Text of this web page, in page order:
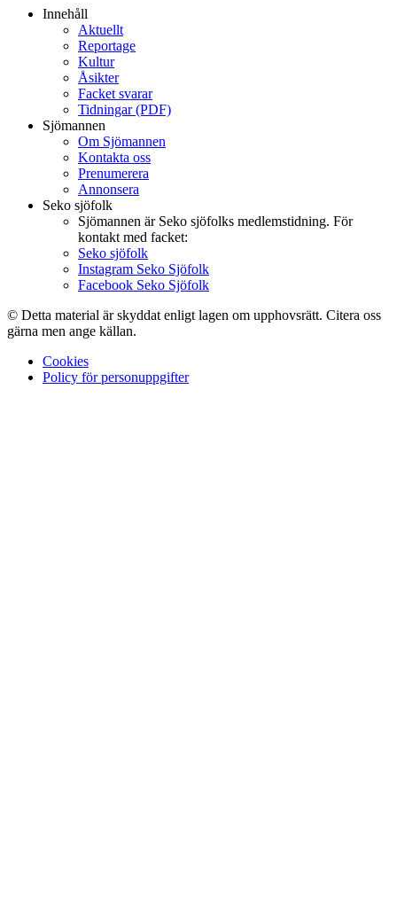
Innehåll
Aktuellt
Reportage
Kultur
Åsikter
Facket svarar
Tidningar (PDF)
Sjömannen
Om Sjömannen
Kontakta oss
Prenumerera
Annonsera
Seko sjöfolk
Sjömannen är Seko sjöfolks medlemstidning. För
kontakt med facket:
Seko sjöfolk
Instagram Seko Sjöfolk
Facebook Seko Sjöfolk
© Detta material är skyddat enligt lagen om upphovsrätt. Citera oss
gärna men ange källan.
Cookies
Policy för personuppgifter